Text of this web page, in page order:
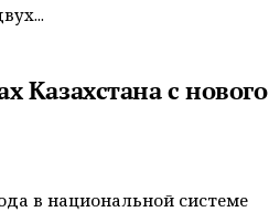
Казахстана с нового
в национальной системе